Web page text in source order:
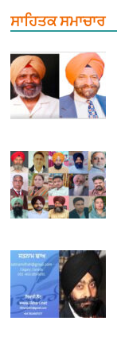
ਸਾਹਿਤਕ ਸਮਾਚਾਰ